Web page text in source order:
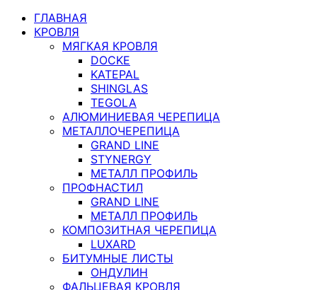
ГЛАВНАЯ
КРОВЛЯ
МЯГКАЯ КРОВЛЯ
DOCKE
KATEPAL
SHINGLAS
TEGOLA
АЛЮМИНИЕВАЯ ЧЕРЕПИЦА
МЕТАЛЛОЧЕРЕПИЦА
GRAND LINE
STYNERGY
МЕТАЛЛ ПРОФИЛЬ
ПРОФНАСТИЛ
GRAND LINE
МЕТАЛЛ ПРОФИЛЬ
КОМПОЗИТНАЯ ЧЕРЕПИЦА
LUXARD
БИТУМНЫЕ ЛИСТЫ
ОНДУЛИН
ФАЛЬЦЕВАЯ КРОВЛЯ